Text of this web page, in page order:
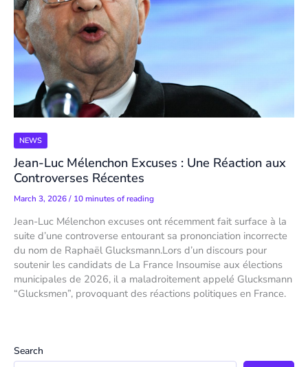
NEWS
Jean-Luc Mélenchon Excuses : Une Réaction aux
Controverses Récentes
March 3, 2026/ 10 minutes of reading
Jean-Luc Mélenchon excuses ont récemment fait surface à la
suite d’une controverse entourant sa prononciation incorrecte
du nom de Raphaël Glucksmann.Lors d’un discours pour
soutenir les candidats de La France Insoumise aux élections
municipales de 2026, il a maladroitement appelé Glucksmann
“Glucksmen”, provoquant des réactions politiques en France.
Search